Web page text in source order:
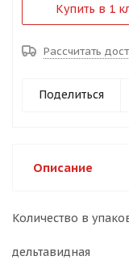
Купить в 1
Рассчитать
Поделиться
Описание
Количество в
дельтавидная